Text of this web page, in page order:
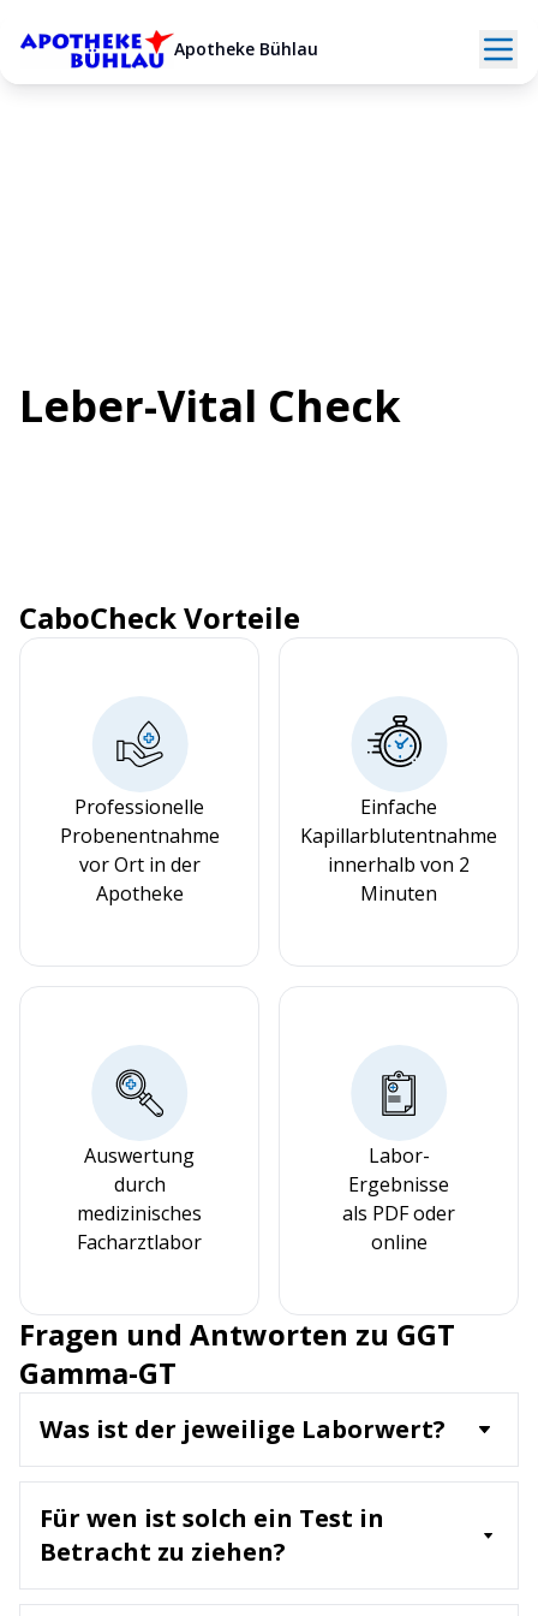
Apotheke Bühlau
Leber-Vital Check
CaboCheck Vorteile
Professionelle
Probenentnahme
vor Ort in der
Apotheke
Einfache
Kapillarblutentnahme
innerhalb von 2
Minuten
Auswertung
durch
medizinisches
Facharztlabor
Labor-
Ergebnisse
als PDF oder
online
Fragen und Antworten zu GGT
Gamma-GT
Was ist der jeweilige Laborwert?
GGT ist ein Enzym, das in der Leber, den
Gallenwegen und den Nieren vorkommt. Der
Laborwert misst die GGT-Konzentration im Blut
und dient der Beurteilung von Leber- und
Für wen ist solch ein Test in
Betracht zu ziehen?
Ein GGT-Test wird empfohlen für: